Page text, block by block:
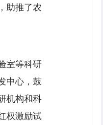
助推了农
室等科研
中心，鼓
机构和科
权激励试